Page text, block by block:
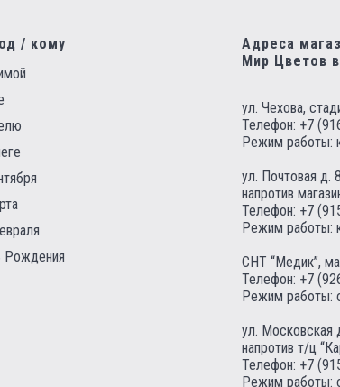
/ кому
Рождения
Адреса
Мир Цветов
ул. Чехова,
Телефон: +7
Режим работы:
ул. Почтовая д.
напротив
Телефон: +7
Режим работы:
СНТ “Медик”,
Телефон: +7
Режим работы:
ул. Московская
напротив т/ц
Телефон: +7
Режим работы: